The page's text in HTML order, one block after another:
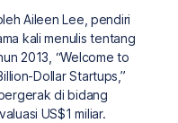
Aileen Lee, pendiri
kali menulis tentang
2013, “Welcome to
Dollar Startups,”
di bidang
US$1 miliar.